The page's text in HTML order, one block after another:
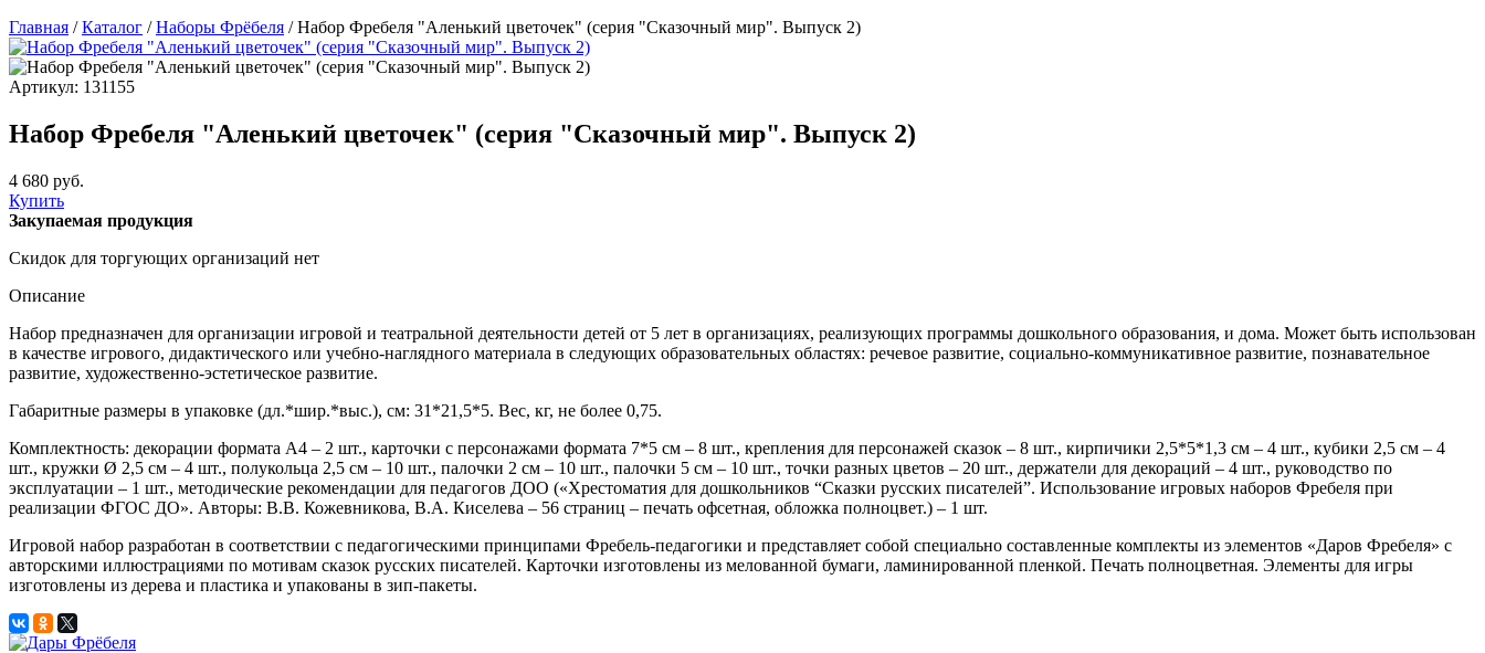
Главная /Каталог /Наборы Фрёбеля /Набор Фребеля "Аленький цветочек" (серия "Сказочный мир". Выпуск 2)
Артикул: 131155
Набор Фребеля "Аленький цветочек" (серия "Сказочный мир". Выпуск 2)
4 680 руб.
Купить
Закупаемая продукция
Скидок для торгующих организаций нет
Описание
Набор предназначен для организации игровой и театральной деятельности детей от 5 лет в организациях, реализующих программы дошкольного образования, и дома. Может быть использован
в качестве игрового, дидактического или учебно-наглядного материала в следующих образовательных областях: речевое развитие, социально-коммуникативное развитие, познавательное
развитие, художественно-эстетическое развитие.
Габаритные размеры в упаковке (дл.*шир.*выс.), см: 31*21,5*5. Вес, кг, не более 0,75.
Комплектность: декорации формата А4 – 2 шт., карточки с персонажами формата 7*5 см – 8 шт., крепления для персонажей сказок – 8 шт., кирпичики 2,5*5*1,3 см – 4 шт., кубики 2,5 см – 4
шт., кружки Ø 2,5 см – 4 шт., полукольца 2,5 см – 10 шт., палочки 2 см – 10 шт., палочки 5 см – 10 шт., точки разных цветов – 20 шт., держатели для декораций – 4 шт., руководство по
эксплуатации – 1 шт., методические рекомендации для педагогов ДОО («Хрестоматия для дошкольников “Сказки русских писателей”. Использование игровых наборов Фребеля при
реализации ФГОС ДО». Авторы: В.В. Кожевникова, В.А. Киселева – 56 страниц – печать офсетная, обложка полноцвет.) – 1 шт.
Игровой набор разработан в соответствии с педагогическими принципами Фребель-педагогики и представляет собой специально составленные комплекты из элементов «Даров Фребеля» с
авторскими иллюстрациями по мотивам сказок русских писателей. Карточки изготовлены из мелованной бумаги, ламинированной пленкой. Печать полноцветная. Элементы для игры
изготовлены из дерева и пластика и упакованы в зип-пакеты.​